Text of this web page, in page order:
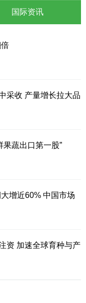
采收 产量增长拉大品
果蔬出口第一股”
增近60% 中国市场
资 加速全球育种与产
国际资讯